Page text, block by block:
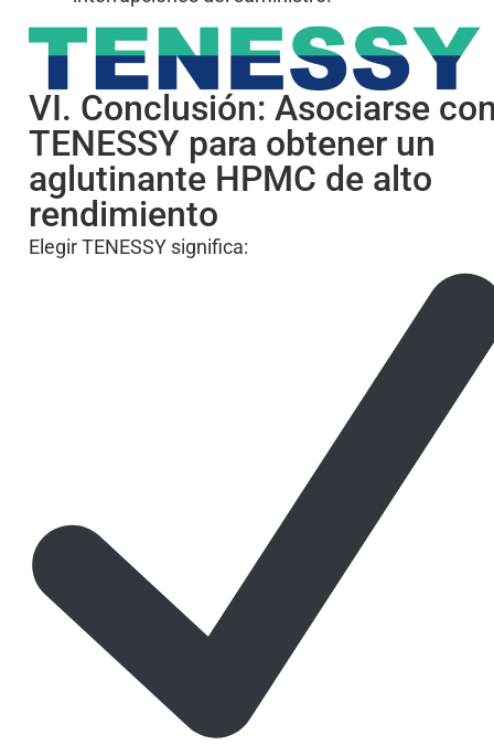
VI. Conclusión: Asociarse
TENESSY para obtener un
aglutinante HPMC de alto
rendimiento
Elegir TENESSY significa: